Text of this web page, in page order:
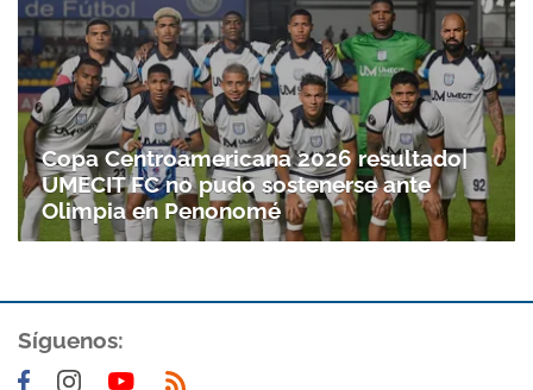
Gracias por suscribirte a nuestro boletín.
ACEPTAR
Copa Centroamericana 2026 resultado|
UMECIT FC no pudo sostenerse ante
Olimpia en Penonomé
Síguenos: